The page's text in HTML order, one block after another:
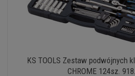
KS TOOLS Zestaw podwójnych
CHROME 124sz.